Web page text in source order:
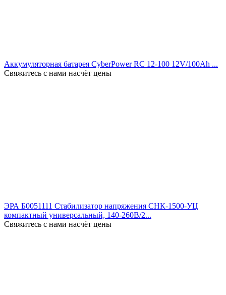
Аккумуляторная батарея CyberPower RC 12-100 12V/100Ah ...
Свяжитесь с нами насчёт цены
ЭРА Б0051111 Стабилизатор напряжения СНК-1500-УЦ
компактный универсальный, 140-260В/2...
Свяжитесь с нами насчёт цены